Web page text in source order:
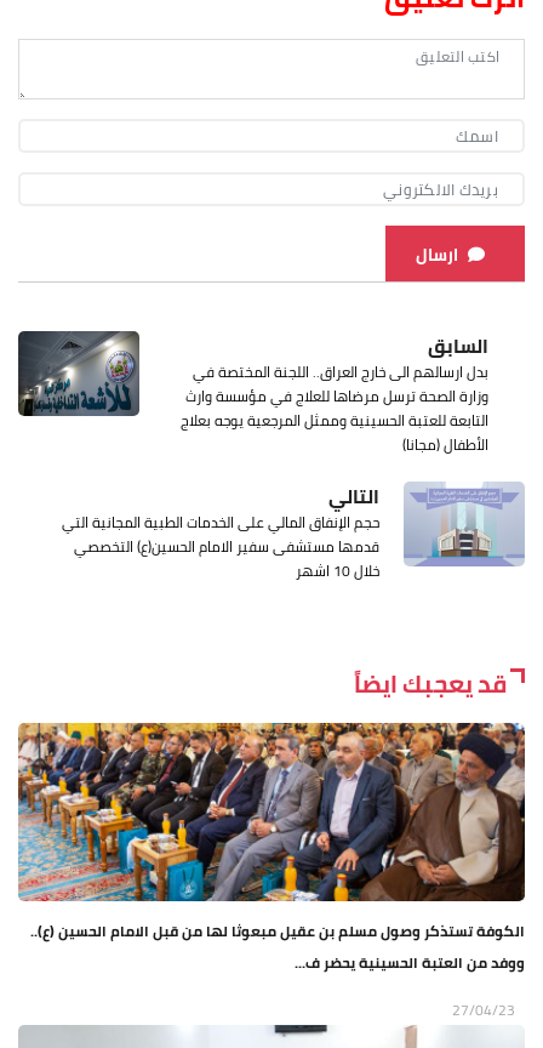
ارسال
السابق
بدل ارسالهم الى خارج العراق.. اللجنة المختصة في
وزارة الصحة ترسل مرضاها للعلاج في مؤسسة وارث
التابعة للعتبة الحسينية وممثل المرجعية يوجه بعلاج
الأطفال (مجانا)
التالي
حجم الإنفاق المالي على الخدمات الطبية المجانية التي
قدمها مستشفى سفير الامام الحسين(ع) التخصصي
خلال 10 اشهر
قد يعجبك ايضاً
الكوفة تستذكر وصول مسلم بن عقيل مبعوثا لها من قبل الامام الحسين (ع)..
ووفد من العتبة الحسينية يحضر ف...
27/04/23